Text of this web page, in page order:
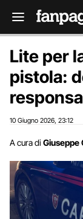
Lite per
pistola:
10 Giugno 2026 23:12
A cura di Giuseppe